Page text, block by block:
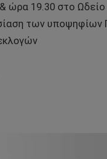
ώρα 19.30 στο
των